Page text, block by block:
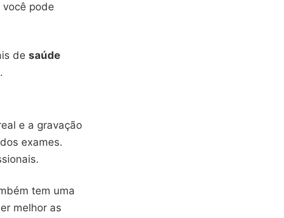
pode
de saúde
e a gravação
exames.
tem uma
melhor as